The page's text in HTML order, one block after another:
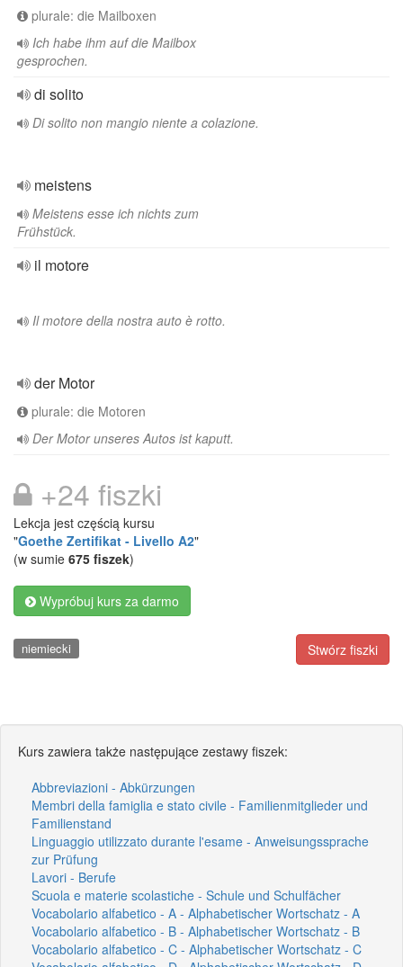
plurale: die Mailboxen
Ich habe ihm auf die Mailbox
gesprochen.
di solito
Di solito non mangio niente a colazione.
meistens
Meistens esse ich nichts zum
Frühstück.
il motore
Il motore della nostra auto è rotto.
der Motor
plurale: die Motoren
Der Motor unseres Autos ist kaputt.
+24 fiszki
Lekcja jest częścią kursu
"Goethe Zertifikat - Livello A2"
(w sumie 675 fiszek)
Wypróbuj kurs za darmo
Stwórz fiszki
niemiecki
Kurs zawiera także następujące zestawy fiszek:
Abbreviazioni - Abkürzungen
Membri della famiglia e stato civile - Familienmitglieder und
Familienstand
Linguaggio utilizzato durante l'esame - Anweisungssprache
zur Prüfung
Lavori - Berufe
Scuola e materie scolastiche - Schule und Schulfächer
Vocabolario alfabetico - A - Alphabetischer Wortschatz - A
Vocabolario alfabetico - B - Alphabetischer Wortschatz - B
Vocabolario alfabetico - C - Alphabetischer Wortschatz - C